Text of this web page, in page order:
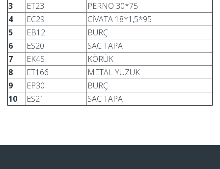
3
ET23
PERNO 30*75
4
EC29
CİVATA 18*1,5*95
5
EB12
BURÇ
6
ES20
SAC TAPA
7
EK45
KÖRÜK
8
ET166
METAL YÜZÜK
9
EP30
BURÇ
10
ES21 SAC TAPA